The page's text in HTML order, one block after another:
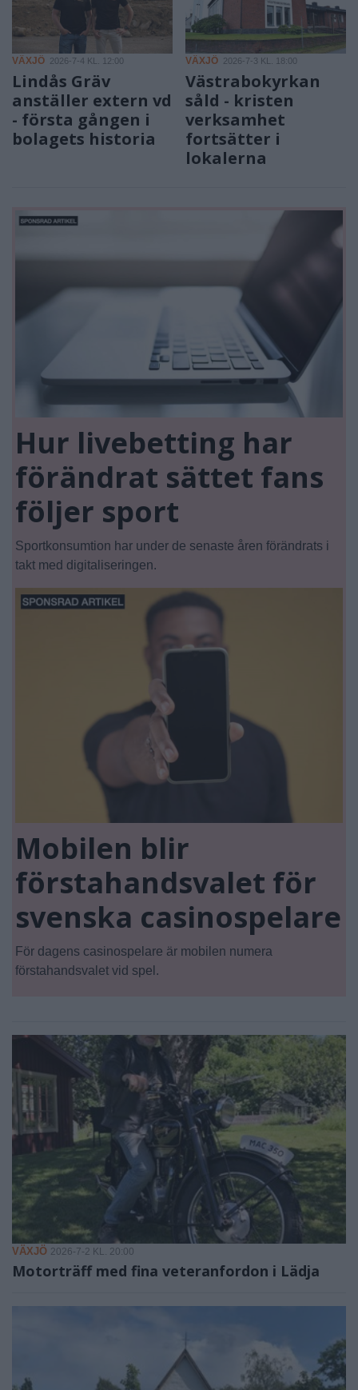
VÄXJÖ 2026-7-4 KL. 12:00
Lindås Gräv
anställer extern vd
- första gången i
bolagets historia
VÄXJÖ 2026-7-3 KL. 18:00
Västrabokyrkan
såld - kristen
verksamhet
fortsätter i
lokalerna
Hur livebetting har
förändrat sättet fans
följer sport
Sportkonsumtion har under de senaste åren förändrats i
takt med digitaliseringen.
Mobilen blir
förstahandsvalet för
svenska casinospelare
För dagens casinospelare är mobilen numera
förstahandsvalet vid spel.
VÄXJÖ 2026-7-2 KL. 20:00
Motorträff med fina veteranfordon i Lädja